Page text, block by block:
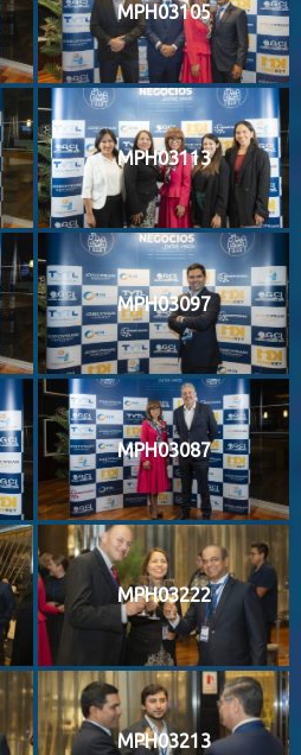
MPH03105
MPH03113
MPH03097
MPH03087
MPH03222
MPH03213